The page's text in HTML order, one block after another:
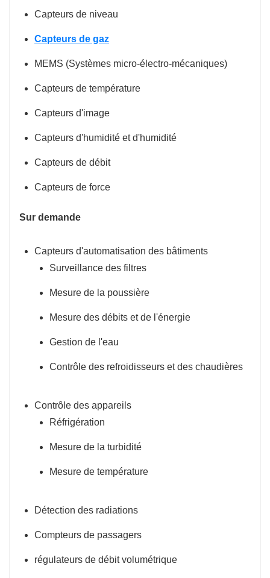
Capteurs de niveau
Capteurs de gaz
MEMS (Systèmes micro-électro-mécaniques)
Capteurs de température
Capteurs d'image
Capteurs d'humidité et d'humidité
Capteurs de débit
Capteurs de force
Sur demande
Capteurs d'automatisation des bâtiments
Surveillance des filtres
Mesure de la poussière
Mesure des débits et de l'énergie
Gestion de l'eau
Contrôle des refroidisseurs et des chaudières
Contrôle des appareils
Réfrigération
Mesure de la turbidité
Mesure de température
Détection des radiations
Compteurs de passagers
régulateurs de débit volumétrique